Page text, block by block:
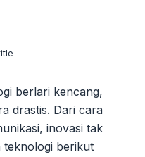
berlari kencang,
drastis. Dari cara
inovasi tak
teknologi berikut